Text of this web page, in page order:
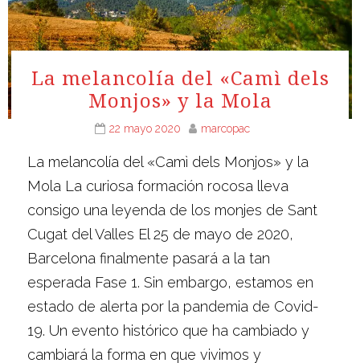
La melancolía del «Camì dels
Monjos» y la Mola
22 mayo 2020 marcopac
La melancolía del «Camì dels Monjos» y la
Mola La curiosa formación rocosa lleva
consigo una leyenda de los monjes de Sant
Cugat del Valles El 25 de mayo de 2020,
Barcelona finalmente pasará a la tan
esperada Fase 1. Sin embargo, estamos en
estado de alerta por la pandemia de Covid-
19. Un evento histórico que ha cambiado y
cambiará la forma en que vivimos y